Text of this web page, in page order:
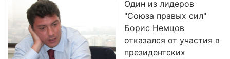
Один из лидеров
"Союза правых сил"
Борис Немцов
отказался от участия в
президентских